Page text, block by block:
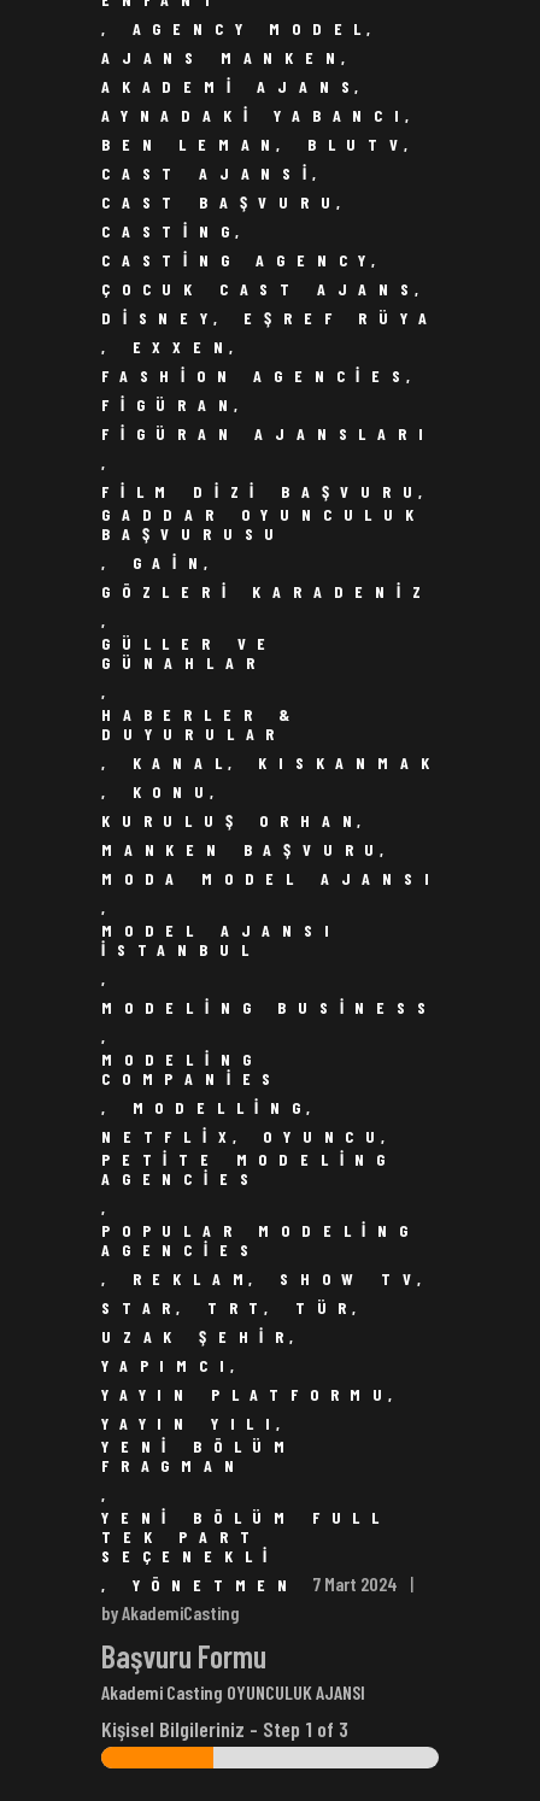
, AGENCY MODEL,
AJANS MANKEN,
AKADEMI AJANS,
AYNADAKI YABANCI,
BEN LEMAN, BLUTV,
CAST AJANSI,
CAST BAŞVURU,
CASTING,
CASTING AGENCY,
ÇOCUK CAST AJANS,
DISNEY, EŞREF RÜYA
, EXXEN,
FASHION AGENCIES,
FIGÜRAN,
FIGÜRAN AJANSLARI
,
FILM DIZI BAŞVURU,
GADDAR OYUNCULUK
BAŞVURUSU
, GAIN,
GÖZLERI KARADENIZ
,
GÜLLER VE
GÜNAHLAR
,
HABERLER &
DUYURULAR
, KANAL, KISKANMAK
, KONU,
KURULUŞ ORHAN,
MANKEN BAŞVURU,
MODA MODEL AJANSI
,
MODEL AJANSI
ISTANBUL
,
MODELING BUSINESS
,
MODELING
COMPANIES
, MODELLING,
NETFLIX, OYUNCU,
PETITE MODELING
AGENCIES
,
POPULAR MODELING
AGENCIES
, REKLAM, SHOW TV,
STAR, TRT, TÜR,
UZAK ŞEHIR,
YAPIMCI,
YAYIN PLATFORMU,
YAYIN YILI,
YENI BÖLÜM
FRAGMAN
,
YENI BÖLÜM FULL
TEK PART
SEÇENEKLI
, YÖNETMEN
7 Mart 2024
by AkademiCasting
Başvuru Formu
Akademi Casting OYUNCULUK AJANSI
Kişisel Bilgileriniz - Step 1 of 3